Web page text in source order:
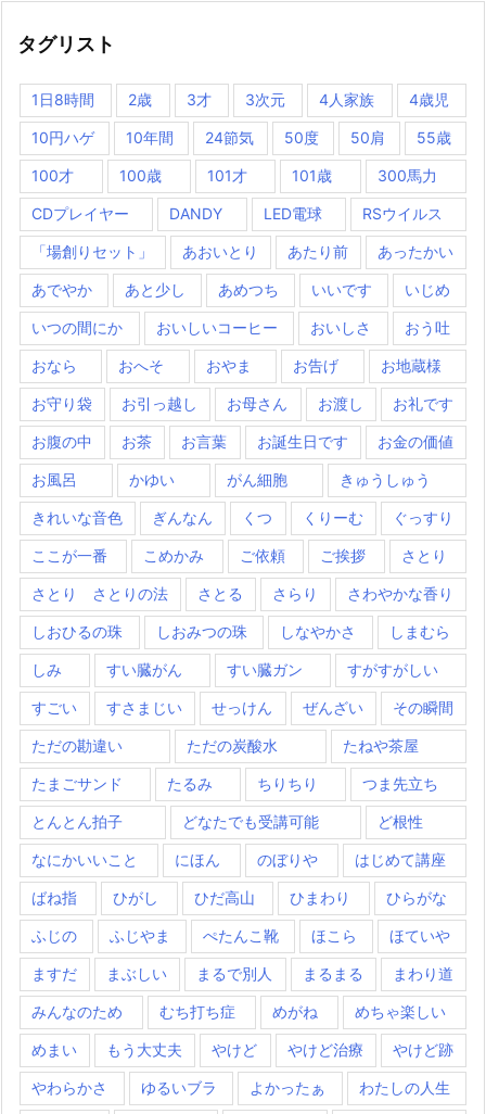
タグリスト
1日8時間 2歳 3才 3次元 4人家族 4歳児
10円ハゲ 10年間 24節気 50度 50肩 55歳
100才 100歳 101才 101歳 300馬力
CDプレイヤー DANDY LED電球 RSウイルス
「場創りセット」 あおいとり あたり前 あったかい
あでやか あと少し あめつち いいです いじめ
いつの間にか おいしいコーヒー おいしさ おう吐
おなら おへそ おやま お告げ お地蔵様
お守り袋 お引っ越し お母さん お渡し お礼です
お腹の中 お茶 お言葉 お誕生日です お金の価値
お風呂 かゆい がん細胞 きゅうしゅう
きれいな音色 ぎんなん くつ くりーむ ぐっすり
ここが一番 こめかみ ご依頼 ご挨拶 さとり
さとり さとりの法 さとる さらり さわやかな香り
しおひるの珠 しおみつの珠 しなやかさ しまむら
しみ すい臓がん すい臓ガン すがすがしい
すごい すさまじい せっけん ぜんざい その瞬間
ただの勘違い ただの炭酸水 たねや茶屋
たまごサンド たるみ ちりちり つま先立ち
とんとん拍子 どなたでも受講可能 ど根性
なにかいいこと にほん のぼりや はじめて講座
ばね指 ひがし ひだ高山 ひまわり ひらがな
ふじの ふじやま ぺたんこ靴 ほこら ほていや
ますだ まぶしい まるで別人 まるまる まわり道
みんなのため むち打ち症 めがね めちゃ楽しい
めまい もう大丈夫 やけど やけど治療 やけど跡
やわらかさ ゆるいブラ よかったぁ わたしの人生